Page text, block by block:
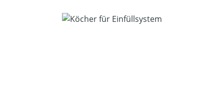
Bildergalerie überspringen